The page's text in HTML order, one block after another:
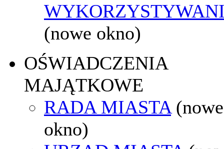
(nowe okno)
OŚWIADCZENIA
MAJĄTKOWE
RADA MIASTA (nowe
okno)